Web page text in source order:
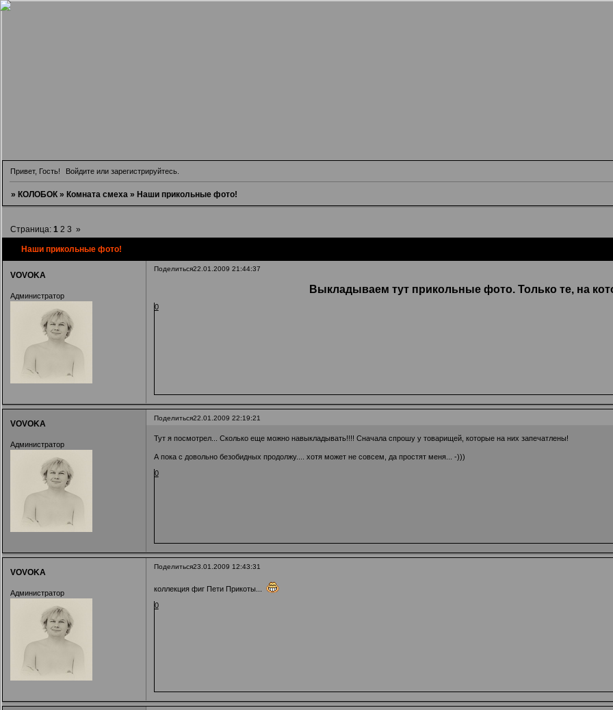
Привет, Гость! Войдите илизарегистрируйтесь
» КОЛОБОК » Комната смеха » Наши прикольные фото!
Наши прикольные фото!
Страница: 1 2 3 »
Поделиться22.01.2009 21:44:37
VOVOKA
Администратор
Выкладываем тут прикольные фото. Только те, на
0
Поделиться22.01.2009 22:19:21
VOVOKA
Администратор
Тут я посмотрел... Сколько еще можно навыкладывать!!!! Сначала спрошу у товарищей, которые на них запечатлены!
А пока с довольно безобидных продолжу.... хотя может не совсем, да простят меня... -)))
0
Поделиться23.01.2009 12:43:31
VOVOKA
Администратор
коллекция фиг Пети Прикоты...
0